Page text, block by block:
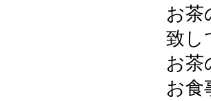
お茶
致し
お茶
お食